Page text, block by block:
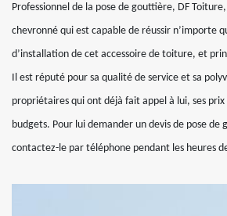
Professionnel de la pose de gouttière, DF
chevronné qui est capable de réussir n’importe
d’installation de cet accessoire de toiture, et
Il est réputé pour sa qualité de service et sa
propriétaires qui ont déjà fait appel à lui, ses prix
budgets. Pour lui demander un devis de pose
contactez-le par téléphone pendant les heures